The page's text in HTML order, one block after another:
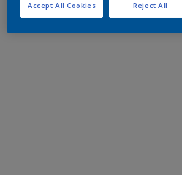
Reject All
Accept All Cookies